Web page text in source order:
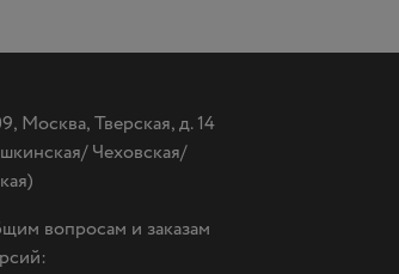
Москва, Тверская, д. 14
Чеховская/
вопросам и заказам